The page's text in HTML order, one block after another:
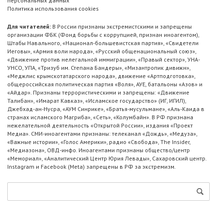
Политика использования cookies
Для читателей: В России признаны экстремистскими и запрещены
организации ФБК (Фонд борьбы с коррупцией, признан иноагентом),
Штабы Навального, «Национал-большевистская партия», «Свидетели
Иеговы», «Армия воли народа», «Русский общенациональный союз»,
«Движение против нелегальной иммиграции», «Правый сектор», УНА-
УНСО, УПА, «Тризуб им. Степана Бандеры», «Мизантропик дивижн»,
«Меджлис крымскотатарского народа», движение «Артподготовка»,
общероссийская политическая партия «Воля», АУЕ, батальоны «Азов» и
«Айдар». Признаны террористическими и запрещены: «Движение
Талибан», «Имарат Кавказ», «Исламское государство» (ИГ, ИГИЛ),
Джебхад-ан-Нусра, «АУМ Синрике», «Братья-мусульмане», «Аль-Каида в
странах исламского Магриба», «Сеть», «Колумбайн». В РФ признана
нежелательной деятельность «Открытой России», издания «Проект
Медиа». СМИ-иноагентами признаны: телеканал «Дождь», «Медуза»,
«Важные истории», «Голос Америки», радио «Свобода», The Insider,
«Медиазона», ОВД-инфо. Иноагентами признаны общество/центр
«Мемориал», «Аналитический Центр Юрия Левады», Сахаровский центр.
Instagram и Facebook (Metа) запрещены в РФ за экстремизм.